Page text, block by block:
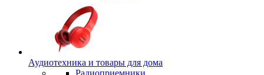
Аудиотехника и товары для дома